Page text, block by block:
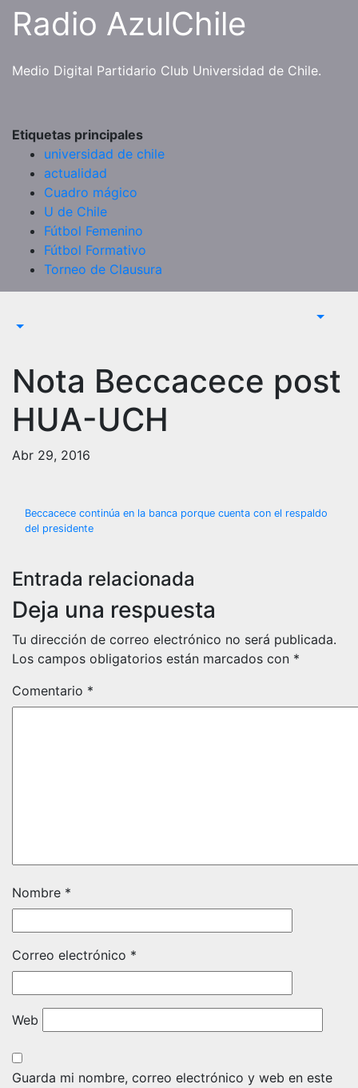
SaltarRadio AzulChile
Medio Digital Partidario Club Universidad de Chile.
Etiquetas principales
universidad de chile
actualidad
Cuadro mágico
U de Chile
Fútbol Femenino
Fútbol Formativo
Torneo de Clausura
Nota Beccacece post
HUA-UCH
Abr 29, 2016
Navegación
entradas
Beccacece continúa en la banca porque cuenta con el respaldo
del presidente
Entrada relacionada
Deja una respuesta
Tu dirección de correo electrónico no será publicada.
Los campos obligatorios están marcados con *
Comentario *
Nombre *
Correo electrónico *
Web
Guarda mi nombre, correo electrónico y web en este